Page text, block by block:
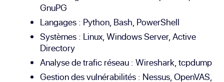
GnuPG
Langages : Python, Bash, PowerShell
Systèmes : Linux, Windows Server,Active
Directory
Analyse de trafic réseau : Wireshark,tcpdump
Gestion des vulnérabilités : Nessus, OpenVAS,